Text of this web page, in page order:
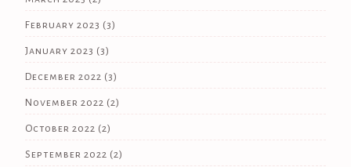
February 2023 (3)
January 2023 (3)
December 2022 (3)
November 2022 (2)
October 2022 (2)
September 2022 (2)